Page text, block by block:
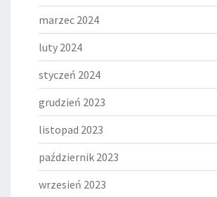
marzec 2024
luty 2024
styczeń 2024
grudzień 2023
listopad 2023
październik 2023
wrzesień 2023